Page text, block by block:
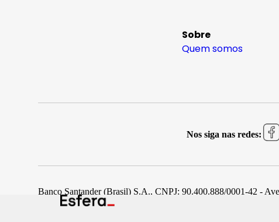
Sobre
Quem somos
Nos siga nas redes:
Banco Santander (Brasil) S.A., CNPJ: 90.400.888/0001-42 -